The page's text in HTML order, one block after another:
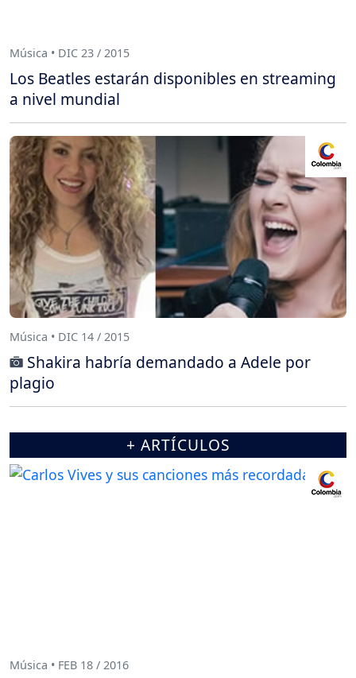
Música • DIC 23 / 2015
Los Beatles estarán disponibles en streaming
a nivel mundial
Música • DIC 14 / 2015
Shakira habría demandado a Adele por
plagio
+ ARTÍCULOS
Música • FEB 18 / 2016